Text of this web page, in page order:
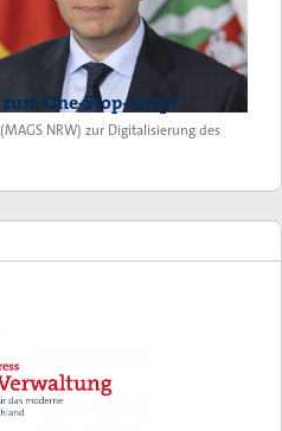
One-Stop-Shop?
NRW) zur Digitalisierung des